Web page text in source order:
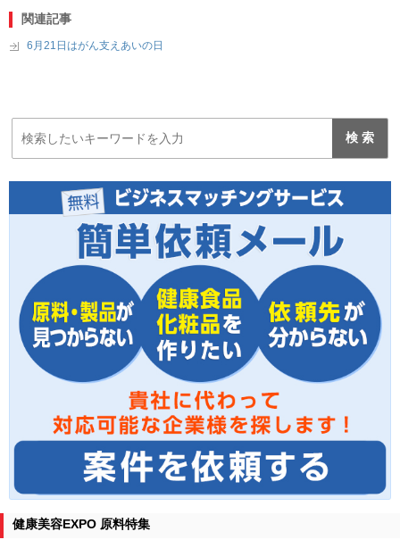
関連記事
6月21日はがん支えあいの日
健康美容EXPO 原料特集